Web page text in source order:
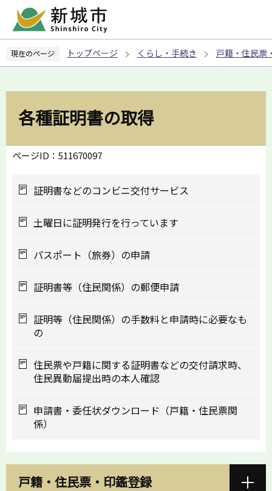
ペ
の
現在のページ トップページ くらし・手続き 戸籍・住民票
各種証明書の取得
ページID：511670097
証明書などのコンビニ交付サービス
土曜日に証明発行を行っています
パスポート（旅券）の申請
証明書等（住民関係）の郵便申請
証明等（住民関係）の手数料と申請時に必要なも
の
住民票や戸籍に関する証明書などの交付請求時、
住民異動届提出時の本人確認
申請書・委任状ダウンロード（戸籍・住民票関
係）
戸籍・住民票・印鑑登録